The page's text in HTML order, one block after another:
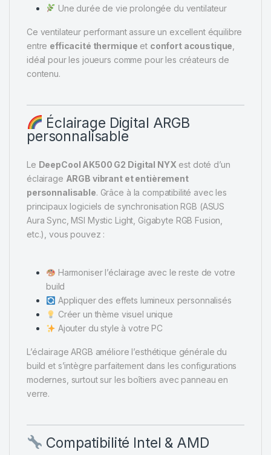
Une durée de vie prolongée du ventilateur
Ce ventilateur performant assure un excellent équilibre
entre efficacité thermique et confort acoustique
idéal pour les joueurs comme pour les créateurs de
contenu.
Éclairage Digital ARGB
personnalisable
Le DeepCool AK500 G2 Digital NYX est doté d’un
éclairage ARGB vibrant et entièrement
personnalisable. Grâce à la compatibilité avec les
principaux logiciels de synchronisation RGB (ASUS
Aura Sync, MSI Mystic Light, Gigabyte RGB Fusion,
etc.), vous pouvez :
Harmoniser l’éclairage avec le reste de votre
build
Appliquer des effets lumineux personnalisés
Créer un thème visuel unique
Ajouter du style à votre PC
L’éclairage ARGB améliore l’esthétique générale du
build et s’intègre parfaitement dans les configurations
modernes, surtout sur les boîtiers avec panneau en
verre.
Compatibilité Intel & AMD